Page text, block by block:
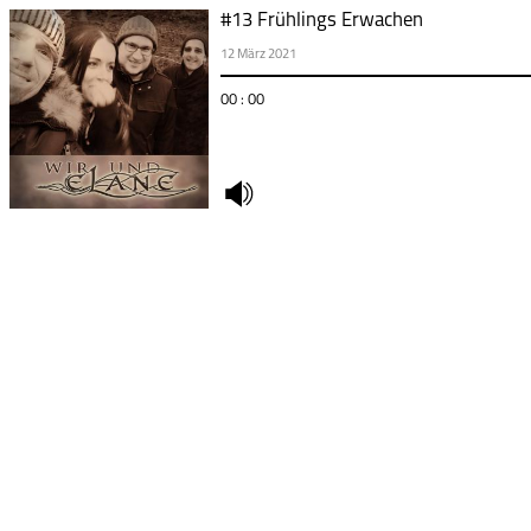
#13 Frühlings Erwachen
12 März 2021
00 : 00